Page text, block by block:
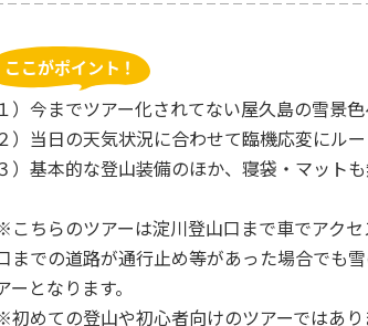
１）今までツアー化されてない屋久島の雪景
２）当日の天気状況に合わせて臨機応変にル
）基本的な登山装備のほか、寝袋・マット
こちらのツアーは淀川登山口まで車でアク
までの道路が通行止め等があった場合でも
ーとなります。
初めての登山や初心者向けのツアーではあ